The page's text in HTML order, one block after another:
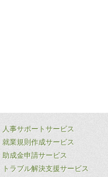
人事サポートサービス
就業規則作成サービス
助成金申請サービス
トラブル解決支援サービス